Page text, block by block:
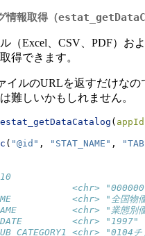
情報取得（
（Excel、CSV、PDF）お
得できます。
イルのURLを返すだけなの
難しいかもしれません。
estat_getDataCatalog (
c ( "@id" , "STAT_NAME" ,
<chr>
<chr> "全国物価
<chr> "業態別価格
<chr> "1997"
<chr> "0104チ